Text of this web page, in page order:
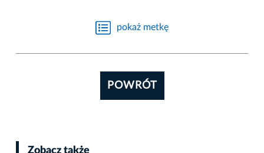
pokaż metkę
POWRÓT
Zobacz także